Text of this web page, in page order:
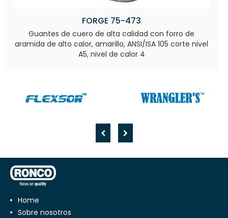
FORGE 75-473
Guantes de cuero de alta calidad con forro de
aramida de alto calor, amarillo, ANSI/ISA 105 corte nivel
A5, nivel de calor 4
Home
Sobre nosotros